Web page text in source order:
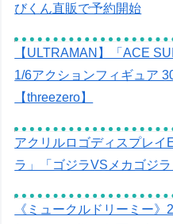
びくん直販で予約開始
【ULTRAMAN】「ACE
1/6アクションフィギュア
【threezero】
アクリルロゴディスプレイ
ラ」「ゴジラVSメカゴジ
《ミュークルドリーミー